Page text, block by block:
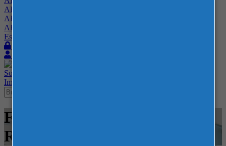
ABIMAQ Santa Catarina
ABIMAQ São Paulo
ABIMAQ Vale do Paraíba
Escritório de Relações Governamentais
Sobre
Imprensa
Feiras - Recife Expo Center -
Recife, PE - - Plástico